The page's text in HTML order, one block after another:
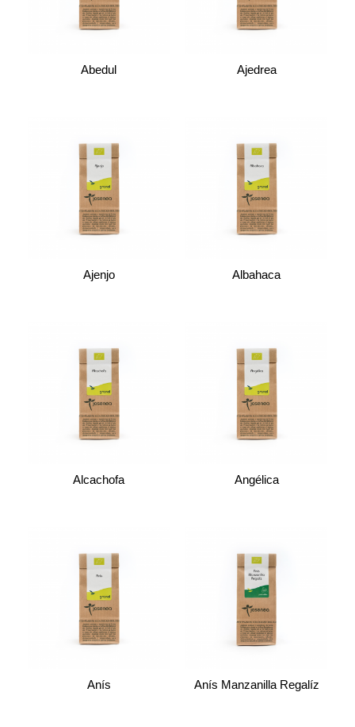
Abedul Ajedrea
Ajenjo Albahaca
Alcachofa Angélica
Anís Anís Manzanilla Regalíz